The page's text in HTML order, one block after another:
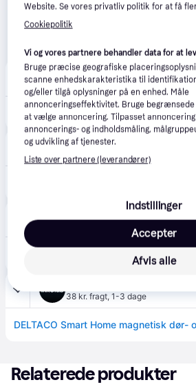
WATTOO.DK 4.8(56)
Laveste pris· 39 kr. fragt, 1-2 dage
Wireless Magnetic Sensor, WiFi, White
MaxGaming
Laveste pris · 39 kr. fragt
38 kr. fragt, 1-3 dage
Relaterede produkter
Website. Se vores privatliv politik for at få
Cookiepolitik
Vi og vores partnere behandler data for at
Bruge præcise geografiske
scanne enhedskarakteristika til
og/eller tilgå oplysninger på en enhed. Måle
annonceringseffektivitet. Bruge begrænsede
at vælge annoncering. Tilpasset annoncering
annoncerings- og indholdsmåling,
og udvikling af tjenester.
Liste over partnere (leverandører)
Indstillinger
Afvis alle
Accepter